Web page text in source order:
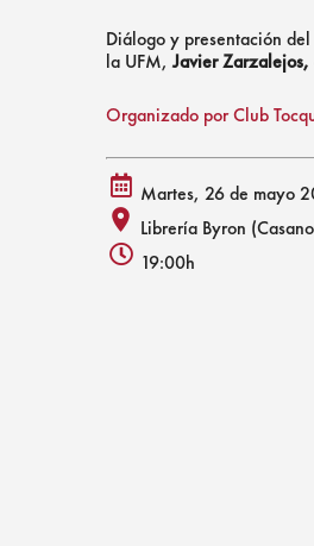
Diálogo y presentación
la UFM, Javier Zarzalejos,
Organizado por Club
calendar
alt
icon
Martes, 26 de mayo
place
Librería Byron
19:00h